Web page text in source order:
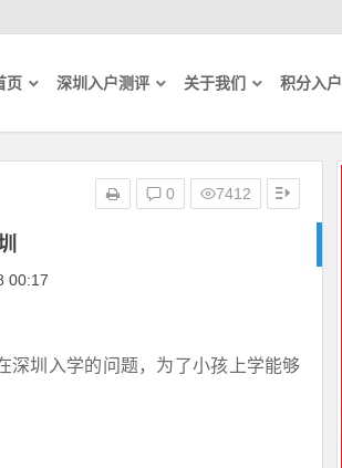
页 深圳入户测评 关于我们 积分入户
00:17
0 7412
圳入学的问题，为了小孩上学能够